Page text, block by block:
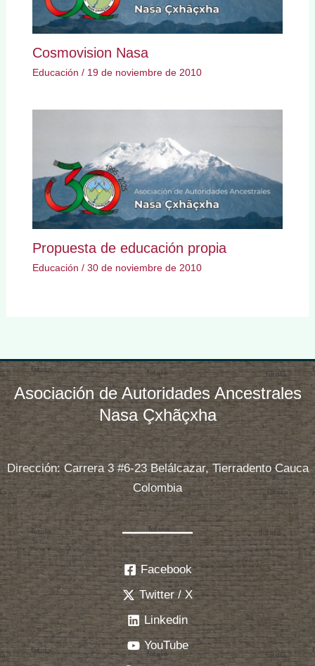
Cosmovision Nasa
Educación / 19 de noviembre de 2010
Propuesta de educación propia
Educación / 30 de noviembre de 2010
Asociación de Autoridades Ancestrales
Nasa Çxhãçxha
Dirección: Carrera 3 #6-23 Belálcazar, Tierradento Cauca
Colombia
Facebook
Twitter / X
Linkedin
YouTube